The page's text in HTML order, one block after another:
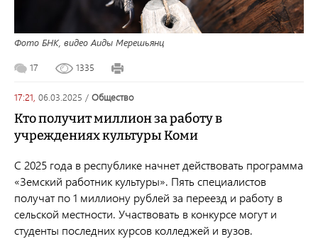
Фото БНК, видео Аиды Мерешьянц
17 1335
17:21, 06.03.2025 / общество
Кто получит миллион за работу в
учреждениях культуры Коми
С 2025 года в республике начнет действовать программа
«Земский работник культуры». Пять специалистов
получат по 1 миллиону рублей за переезд и работу в
сельской местности. Участвовать в конкурсе могут и
студенты последних курсов колледжей и вузов.